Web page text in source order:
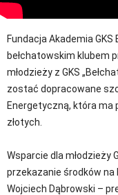
Fundacja Akademia
bełchatowskim klubem
młodzieży z GKS
zostać dopracowane
Energetyczną, która ma
złotych.
Wsparcie dla młodzieży
przekazanie środków na
Wojciech Dąbrowski –